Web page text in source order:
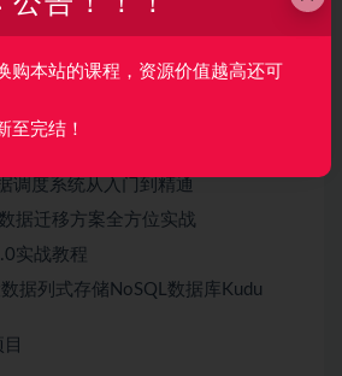
欢迎大数据调度系统
实战企业全场景解决方案
调度系统从入门到精通
据迁移方案全方位实战
实战教程
据列式存储NoSQL数据库Kudu
购本站的课程，资源价值越高还可
至完结！